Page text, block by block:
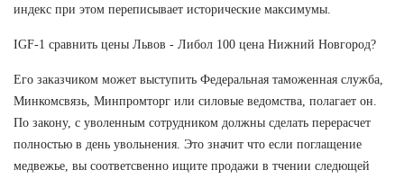
индекс при этом переписывает исторические максимумы.
IGF-1 сравнить цены Львов - Либол 100 цена Нижний Новгород?
Его заказчиком может выступить Федеральная таможенная служба,
Минкомсвязь, Минпромторг или силовые ведомства, полагает он.
По закону, с уволенным сотрудником должны сделать перерасчет
полностью в день увольнения. Это значит что если поглащение
медвежье, вы соответсвенно ищите продажи в тчении следющей